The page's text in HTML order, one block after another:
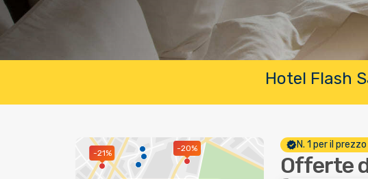
Hotel Flash
-21%
-20% N. 1 per il
Offerte